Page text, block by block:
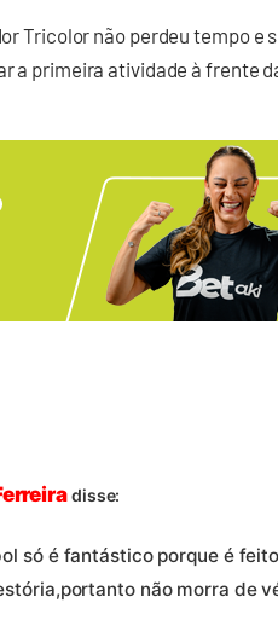
Tricolor não perdeu tempo e
a primeira atividade à frente
disse:
só é fantástico porque é
não morra de